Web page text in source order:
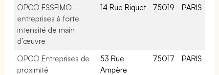
OPCO ESSFIMO –
entreprises à forte
intensité de main
d’œuvre
14 Rue Riquet 75019 PARIS
OPCO Entreprises de
proximité
53 Rue
Ampère
75017 PARIS